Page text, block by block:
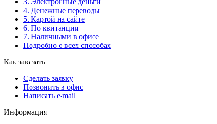
3. Электронные деньги
4. Денежные переводы
5. Картой на сайте
6. По квитанции
7. Наличными в офисе
Подробно о всех способах
Как заказать
Сделать заявку
Позвонить в офис
Написать e-mail
Информация